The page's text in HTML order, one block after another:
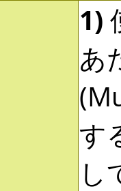
1)
あ
す
し